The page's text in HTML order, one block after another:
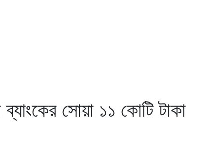
সোয়া ১১ কোটি টাকা